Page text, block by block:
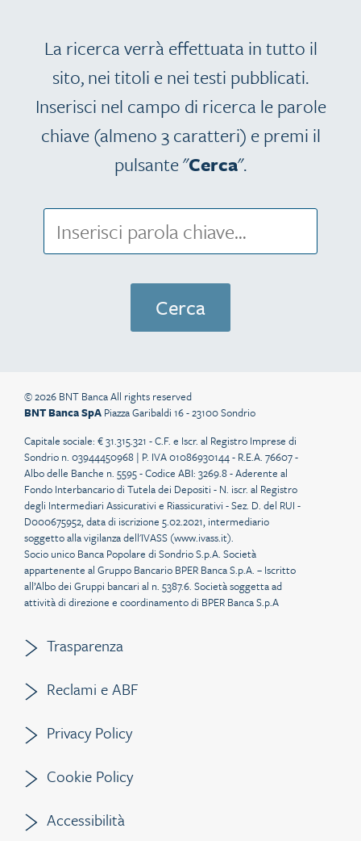
La ricerca verrà effettuata in tutto il
sito, nei titoli e nei testi pubblicati.
Inserisci nel campo di ricerca le parole
chiave (almeno 3 caratteri) e premi il
pulsante "Cerca".
© 2026 BNT Banca All rights reserved
BNT Banca SpA Piazza Garibaldi 16 - 23100 Sondrio
Capitale sociale: € 31.315.321 - C.F. e Iscr. al Registro Imprese di
Sondrio n. 03944450968 | P. IVA 01086930144 - R.E.A. 76607 -
Albo delle Banche n. 5595 - Codice ABI: 3269.8 - Aderente al
Fondo Interbancario di Tutela dei Depositi - N. iscr. al Registro
degli Intermediari Assicurativi e Riassicurativi - Sez. D. del RUI -
D000675952, data di iscrizione 5.02.2021, intermediario
soggetto alla vigilanza dell'IVASS (www.ivass.it).
Socio unico Banca Popolare di Sondrio S.p.A. Società
appartenente al Gruppo Bancario BPER Banca S.p.A. – Iscritto
all’Albo dei Gruppi bancari al n. 5387.6. Società soggetta ad
attività di direzione e coordinamento di BPER Banca S.p.A
Trasparenza
Reclami e ABF
Privacy Policy
Cookie Policy
Accessibilità